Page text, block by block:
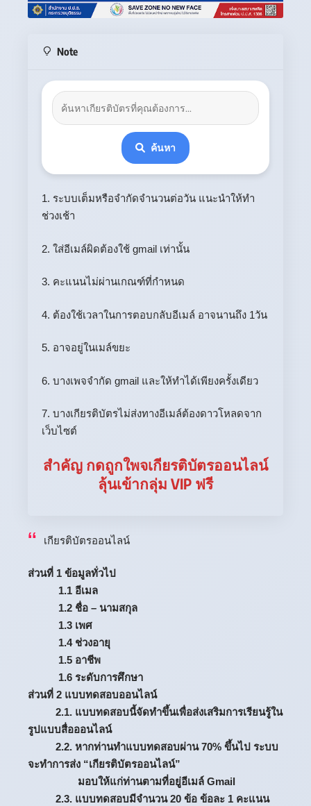
Note
ค้นหา
1. ระบบเต็มหรือจำกัดจำนวนต่อวัน แนะนำให้ทำ
ช่วงเช้า
2. ใส่อีเมล์ผิดต้องใช้ gmail เท่านั้น
3. คะแนนไม่ผ่านเกณฑ์ที่กำหนด
4. ต้องใช้เวลาในการตอบกลับอีเมล์ อาจนานถึง 1วัน
5. อาจอยู่ในเมล์ขยะ
6. บางเพจจำกัด gmail และให้ทำได้เพียงครั้งเดียว
7. บางเกียรติบัตรไม่ส่งทางอีเมล์ต้องดาวโหลดจาก
เว็บไซต์
สำคัญ กดถูกใพจเกียรติบัตรออนไลน์
ลุ้นเข้ากลุ่ม VIP ฟรี
เกียรติบัตรออนไลน์
ส่วนที่ 1 ข้อมูลทั่วไป
1.1 อีเมล
1.2 ชื่อ – นามสกุล
1.3 เพศ
1.4 ช่วงอายุ
1.5 อาชีพ
1.6 ระดับการศึกษา
ส่วนที่ 2 แบบทดสอบออนไลน์
2.1. แบบทดสอบนี้จัดทำขึ้นเพื่อส่งเสริมการเรียนรู้ใน
รูปแบบสื่อออนไลน์
2.2. หากท่านทำแบบทดสอบผ่าน 70% ขึ้นไป ระบบ
จะทำการส่ง “เกียรติบัตรออนไลน์”
มอบให้แก่ท่านตามที่อยู่อีเมล์ Gmail
2.3. แบบทดสอบมีจำนวน 20 ข้อ ข้อละ 1 คะแนน